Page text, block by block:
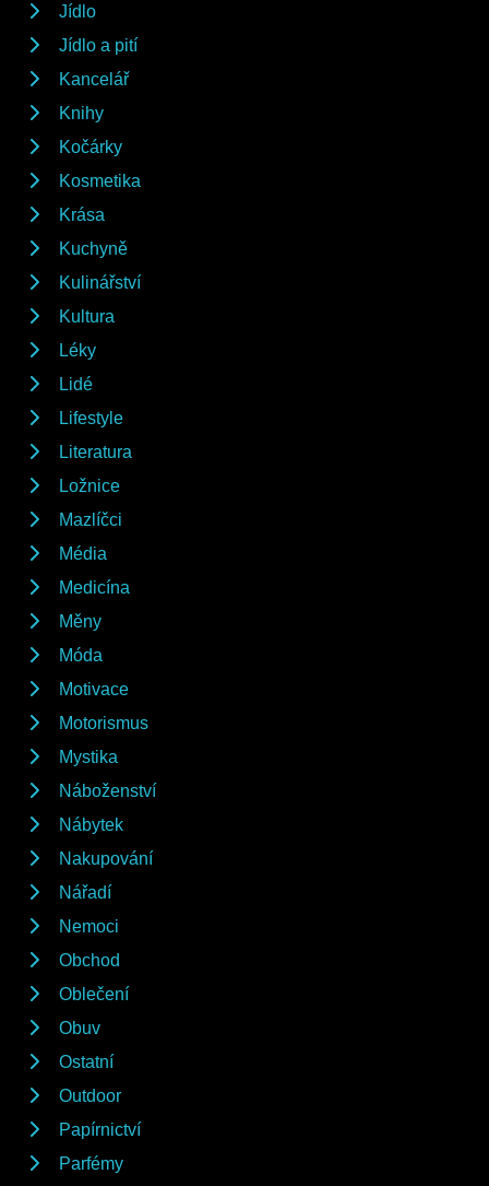
Jídlo
Jídlo a pití
Kancelář
Knihy
Kočárky
Kosmetika
Krása
Kuchyně
Kulinářství
Kultura
Léky
Lidé
Lifestyle
Literatura
Ložnice
Mazlíčci
Média
Medicína
Měny
Móda
Motivace
Motorismus
Mystika
Náboženství
Nábytek
Nakupování
Nářadí
Nemoci
Obchod
Oblečení
Obuv
Ostatní
Outdoor
Papírnictví
Parfémy